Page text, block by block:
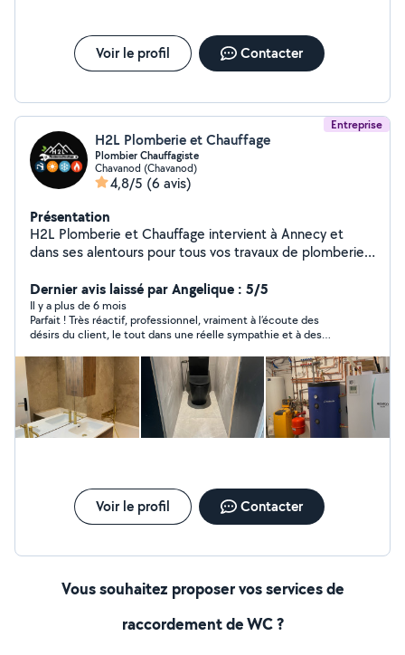
Voir le profil Contacter
Entreprise
H2L Plomberie et Chauffage
Plombier Chauffagiste
Chavanod (Chavanod)
4,8/5 (6 avis)
Présentation
H2L Plomberie et Chauffage intervient à Annecy et
dans ses alentours pour tous vos travaux de plomberie,
dépannage : chaudières, radiateurs, chauffe-eaux, salles
de bains, climatisations, réseaux de chauffage et d'eau.
Nous utilisons des matériaux de qualité et assurons un
service rapide, soigné et durable. Que vous soyez
particulier ou professionnel, nous vous accompagnons
de l'étude de votre projet à la mise en service, avec le
souci du détail et le respect des délais. Contactez-nous
dès aujourd'hui pour un devis gratuit et personnalisé.
Dernier avis laissé par Angelique : 5/5
Il y a plus de 6 mois
Parfait ! Très réactif, professionnel, vraiment à l’écoute des
désirs du client, le tout dans une réelle sympathie et à des
Voir le profil Contacter
Vous souhaitez proposer vos services de
raccordement de WC ?